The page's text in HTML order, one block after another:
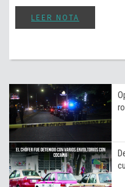
LEER NOTA